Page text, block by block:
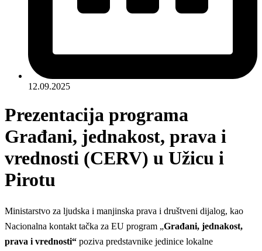
12.09.2025
Prezentacija programa
Građani, jednakost, prava i
vrednosti (CERV) u Užicu i
Pirotu
Ministarstvo za ljudska i manjinska prava i društveni dijalog, kao
Nacionalna kontakt tačka za EU program „Građani, jednakost,
prava i vrednosti“ poziva predstavnike jedinice lokalne